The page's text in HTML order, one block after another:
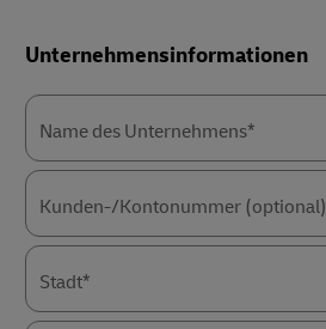
Unternehmensinformationen
Name des Unternehmens*
Kunden-/Kontonummer (optional)
Stadt*